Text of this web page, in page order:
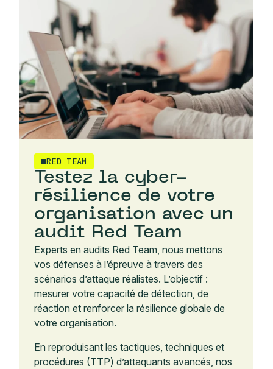
RED TEAM
Testez la cyber-
résilience de votre
organisation avec un
audit Red Team
Experts en audits Red Team, nous mettons
vos défenses à l’épreuve à travers des
scénarios d’attaque réalistes. L’objectif :
mesurer votre capacité de détection, de
réaction et renforcer la résilience globale de
votre organisation.
En reproduisant les tactiques, techniques et
procédures (TTP) d’attaquants avancés, nos